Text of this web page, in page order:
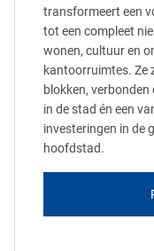
transformeert een
tot een compleet
wonen, cultuur en
kantoorruimtes. Ze
blokken,
in de stad én een
investeringen in de
hoofdstad.